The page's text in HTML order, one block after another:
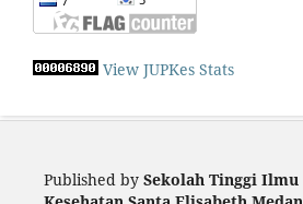
View JUPKes Stats
Published by Sekolah Tinggi Ilmu